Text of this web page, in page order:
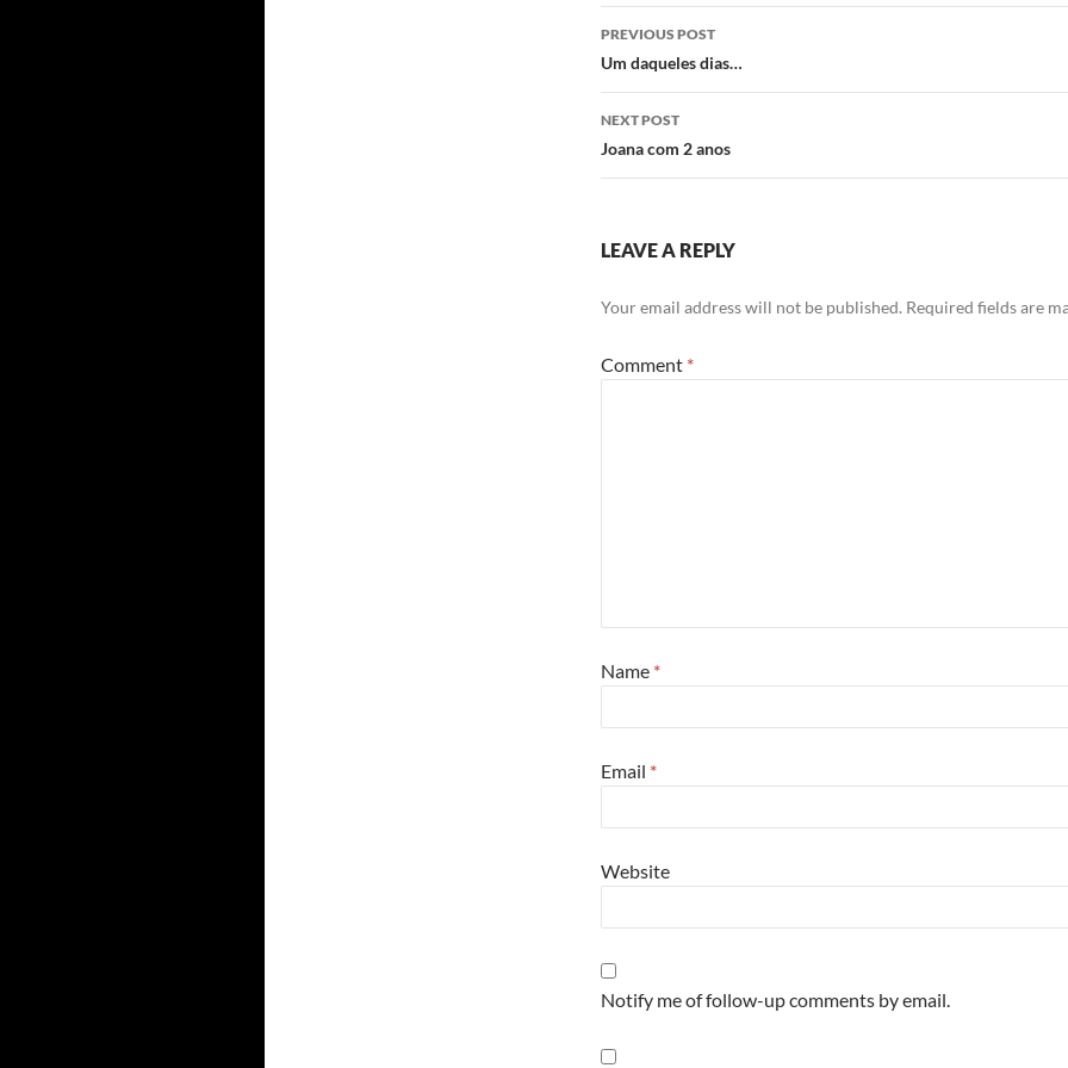
Post
navigation
PREVIOUS POST
Um daqueles dias…
NEXT POST
Joana com 2 anos
LEAVE A REPLY
Your email address will not be published. Required fields are
Comment *
Name *
Email *
Website
Notify me of follow-up comments by email.